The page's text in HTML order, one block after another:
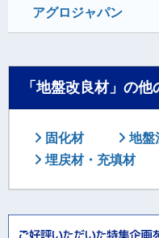
アグロジャパン
「地盤改良材」の他
固化材
地盤
埋戻材・充填材